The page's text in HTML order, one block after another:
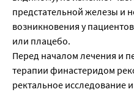
предстательной железы и
возникновения у
или плацебо.
Перед началом лечения и
терапии финастеридом
ректальное исследование